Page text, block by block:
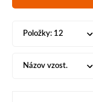
Položky: 12
Názov vzost.